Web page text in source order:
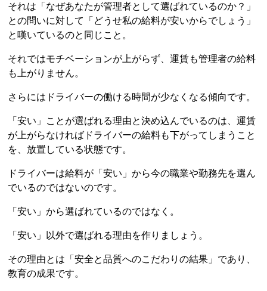
それは「なぜあなたが管理者として選ばれているのか？」
との問いに対して「どうせ私の給料が安いからでしょう」
と嘆いているのと同じこと。
それではモチベーションが上がらず、運賃も管理者の給料
も上がりません。
さらにはドライバーの働ける時間が少なくなる傾向です。
「安い」ことが選ばれる理由と決め込んでいるのは、運賃
が上がらなければドライバーの給料も下がってしまうこと
を、放置している状態です。
ドライバーは給料が「安い」から今の職業や勤務先を選ん
でいるのではないのです。
「安い」から選ばれているのではなく。
「安い」以外で選ばれる理由を作りましょう。
その理由とは「安全と品質へのこだわりの結果」であり、
教育の成果です。